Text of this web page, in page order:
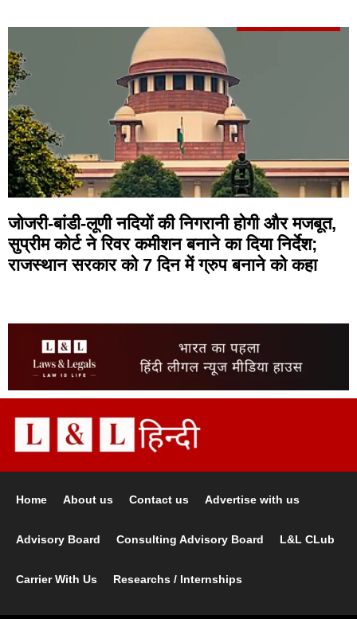
जोजरी-बांडी-लूणी नदियों की निगरानी होगी और मजबूत,
सुप्रीम कोर्ट ने रिवर कमीशन बनाने का दिया निर्देश;
राजस्थान सरकार को 7 दिन में ग्रुप बनाने को कहा
Home About us Contact us Advertise with us
Advisory Board Consulting Advisory Board L&L CLub
Carrier With Us Researchs / Internships